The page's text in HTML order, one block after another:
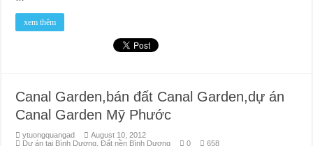
xem thêm
Canal Garden,bán đất Canal Garden,dự án
Canal Garden Mỹ Phước
ytuongquangad
August 10, 2012
Dự án tại Bình Dương ,Đất nền Bình Dương 0 658